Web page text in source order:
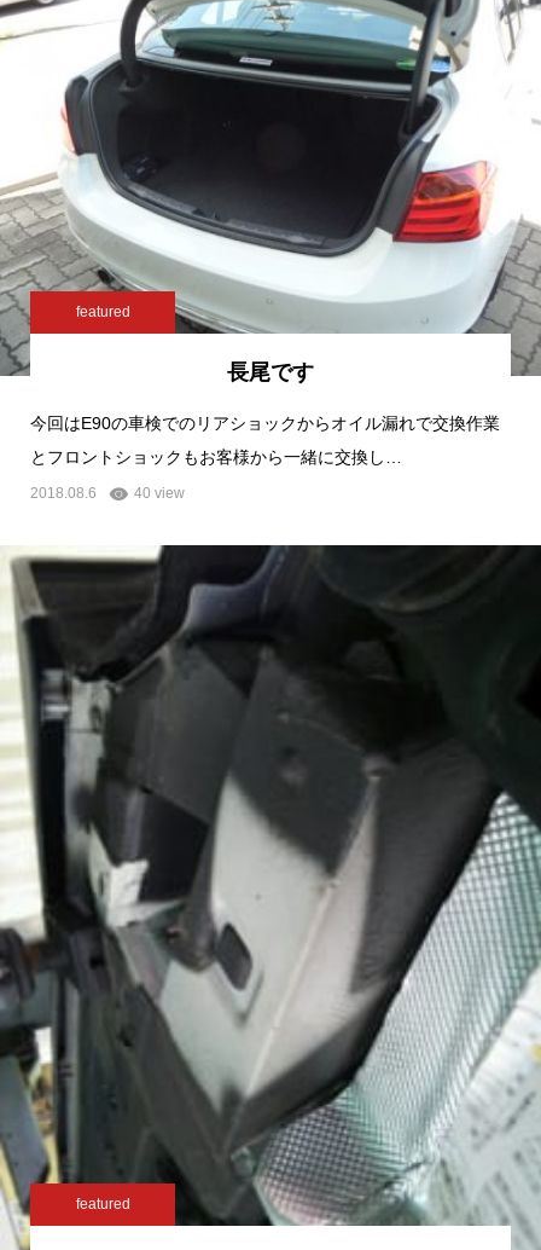
featured
長尾です
今回はE90の車検でのリアショックからオイル漏れで交換作業
とフロントショックもお客様から一緒に交換し…
2018.08.6 40 view
featured